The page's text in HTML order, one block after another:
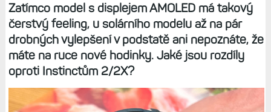
Zatímco model s displejem AMOLED má takový
čerstvý feeling, u solárního modelu až na pár
drobných vylepšení v podstatě ani nepoznáte, že
máte na ruce nové hodinky. Jaké jsou rozdíly
oproti Instinctům 2/2X?